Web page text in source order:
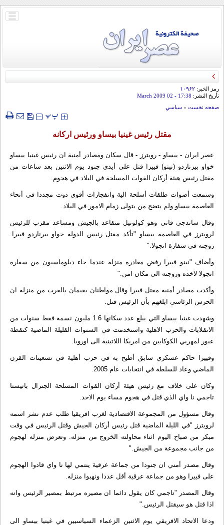
باز
رمز الخبر: ۱۰۹۶۲
تأريخ النشر: 17:38
- 02 March 2009
صفحه نخست » سياسي
‍‍‍ پپ
مقتل رئيس غينيا بيساو ورئيس اركانه
عصر ايران - بيساو - رويترز - قال سكان ومصادر أمنية ان رئيس غينيا بيساو
خواو بيرناردو (نينو) فييرا قتل على أيدي جنود يوم الاثنين بعد ساعات من
مقتل رئيس هيئة أركان القوات المسلحة في البلاد في هجوم.
وسمعت أصوات طلقات أسلحة الية وانفجارات أقوى دوت مجددا في أنحاء
العاصمة بيساو ولم يتضح من يتولى زمام الامور في البلاد.
وقال ساندجي فاتي وهو كولونيل متقاعد بالجيش ومساعد مقرب للرئيس
لرويترز في العاصمة بيساو "تأكد مقتل رئيس الدولة خواو بيرناردو فييرا.
زوجته في سفارة انجولا."
وأضاف "نينو فييرا رفض مغادرة منزله عندما جاء دبلوماسيون من سفارة
انجولا لاخذه وزوجته الى مكان امن."
وأكدت مصادر أمنية مقتل فييرا وقال مواطنان يقيمان بالقرب من منزله ان
الحرس الرئاسي ابلغهم بأن الرئيس قتل.
وشهدت غينيا بيساو التي يبلغ عدد سكانها 1.6 مليون نسمة فقط سنوات من
الانقلابات والحرب الاهلية واستخدمت في السنوات القليلة الماضية كنقطة
عبور لمهربي الكوكايين من امريكا اللاتينية الى اوروبا.
وفييرا حاكم عسكري سابق أطيح به في حرب أهلية في تسعينات القرن
الماضي وعاد للسلطة في انتخابات عام 2005.
وكان على خلاف مع رئيس هيئة أركان القوات المسلحة الجنرال باتيستا
تاجمي نا واي الذي قتل في هجوم مساء يوم الاحد.
وقال مسؤول من المجموعة الاقتصادية لغرب افريقيا طلب عدم نشر اسمه
لرويترز "في الليلة الماضية قتل رئيس أركان الجيش وقتل الرئيس في وقت
مبكر من صباح اليوم اثناء محاولته الخروج من منزله. وتعرض منزله لهجوم
من جانب مجموعة من الجيش."
وقال مصدر أمني ان جنودا من جماعة عرقية ينتمي لها نا واي قادوا الهجوم
على فييرا وهو من جماعة عرقية أقل عددا ونهبوا منزله.
وقال المصدر "تاجمي كان يقول دائما ان مصيره مرتبط بمصير الرئيس وانه
اذا قتل هو سيقتل الرئيس."
ودعا الاتحاد الافريقي يوم الاثنين الزعماء السياسيين في غينيا بيساو الى